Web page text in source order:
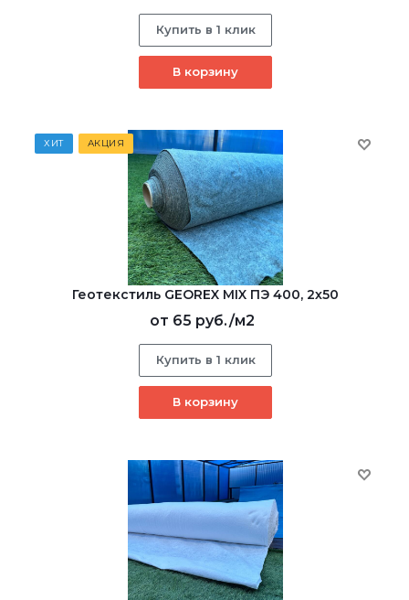
Купить в 1 клик
В корзину
ХИТ АКЦИЯ
Геотекстиль GEOREX MIX ПЭ 400, 2х50
от 65 руб./м2
Купить в 1 клик
В корзину